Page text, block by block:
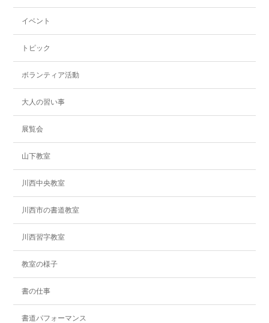
イベント
トピック
ボランティア活動
大人の習い事
展覧会
山下教室
川西中央教室
川西市の書道教室
川西習字教室
教室の様子
書の仕事
書道パフォーマンス